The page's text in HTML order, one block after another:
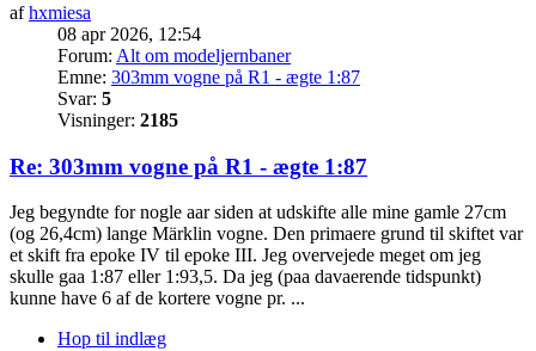
afhxmiesa
08 apr 2026, 12:54
Forum: Alt om modeljernbaner
Emne: 303mm vogne på R1 - ægte 1:87
Svar: 5
Visninger: 2185
Re: 303mm vogne på R1 - ægte 1:87
Jeg begyndte for nogle aar siden at udskifte alle mine gamle 27cm
(og 26,4cm) lange Märklin vogne. Den primaere grund til skiftet var
et skift fra epoke IV til epoke III. Jeg overvejede meget om jeg
skulle gaa 1:87 eller 1:93,5. Da jeg (paa davaerende tidspunkt)
kunne have 6 af de kortere vogne pr. ...
Hop til indlæg